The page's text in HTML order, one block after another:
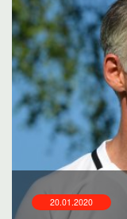
20.01.2020